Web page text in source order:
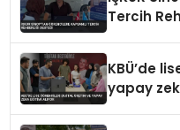
Tercih
KBÜ’de
yapay